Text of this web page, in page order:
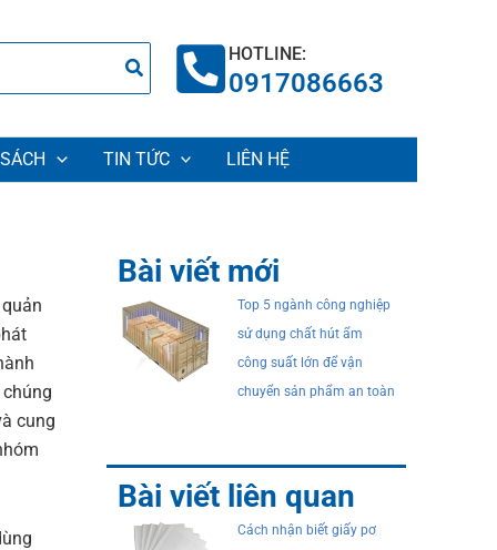
HOTLINE:
0917086663
TIN TỨC LIÊN HỆ
cung
Bài viết mới
Top 5 ngành công nghiệp
sử dụng chất hút ẩm
công suất lớn để vận
chuyển sản phẩm an toàn
Bài viết liên quan
Cách nhận biết giấy pơ